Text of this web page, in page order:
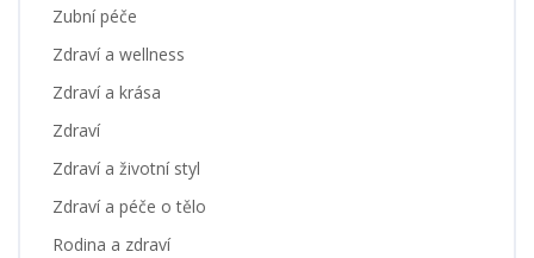
Zubní péče
Zdraví a wellness
Zdraví a krása
Zdraví
Zdraví a životní styl
Zdraví a péče o tělo
Rodina a zdraví